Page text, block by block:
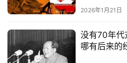
2026年1月21日
没有70年代
哪有后来的